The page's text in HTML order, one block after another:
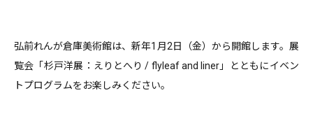
弘前れんが倉庫美術館は、新年1月2日（金）から開館します。展
覧会「杉戸洋展：えりとへり / flyleaf and liner」とともにイベン
トプログラムをお楽しみください。